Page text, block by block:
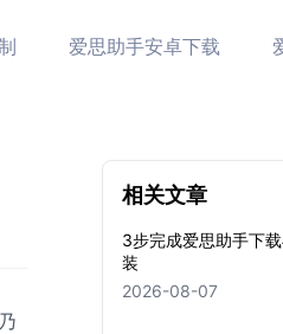
爱思助手安卓下载
相关文章
3步完成爱思助手下
装
2026-08-07